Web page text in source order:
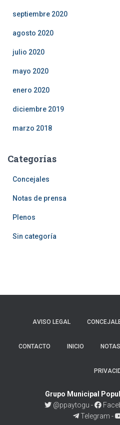
septiembre 2020
agosto 2020
julio 2020
mayo 2020
enero 2020
diciembre 2019
marzo 2018
Categorías
Concejales
Notas de prensa
Plenos
Sin categoría
AVISO LEGAL
CONTACTO INICIO
Grupo Municipal
@ppaytogu -
Telegram -